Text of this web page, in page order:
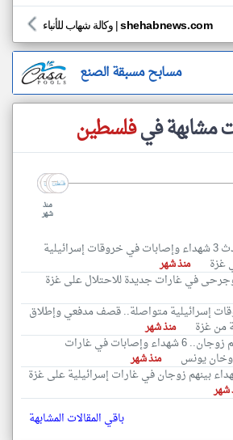
وكالة شهاب للأنباء |shehabnews.com
مسابح مسبقة الصنع
فلسطين
منذ
شهر
محدث 3 شهداء وإصابات في خروقات إسرائيلية
غزة
منذ شهر
في غارات جديدة للاحتلال على غزة
إسرائيلية متواصلة.. قصف مدفعي وإطلاق
من غزة
منذ شهر
بينهم زوجان.. 6 شهداء وإصابات في غارات
وخان يونس
منذ شهر
بينهم زوجان في غارات إسرائيلية على غزة
شهر
باقي المقالات المشابهة